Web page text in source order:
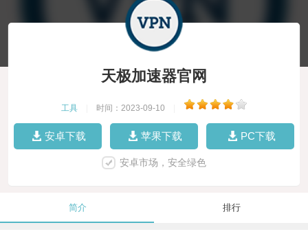
天极加速器官网
工具 时间：2023-09-10
安卓下载 苹果下载 PC下载
安卓市场，安全绿色
简介 排行